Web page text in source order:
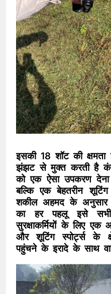
इसकी 18 शॉट की
झंझट से मुक्त करती है
को एक ऐसा उपकरण
बल्कि एक बेहतरीन
शकील अहमद के अनुसार
का हर पहलू इसे
सुरक्षाकर्मियों के लिए एक
और शूटिंग स्पोर्ट्स के
पहुंचने के इरादे के साथ